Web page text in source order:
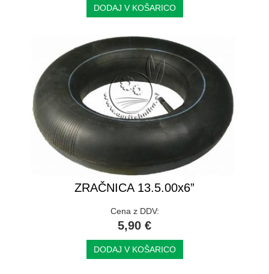
DODAJ V KOŠARICO
ZRAČNICA 13.5.00x6”
Cena z DDV:
5,90 €
DODAJ V KOŠARICO